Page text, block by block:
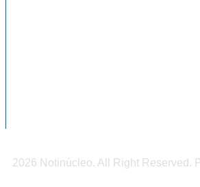
2026 Notinúcleo. All Right Reserved.